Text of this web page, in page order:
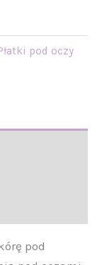
pod oczy
pod